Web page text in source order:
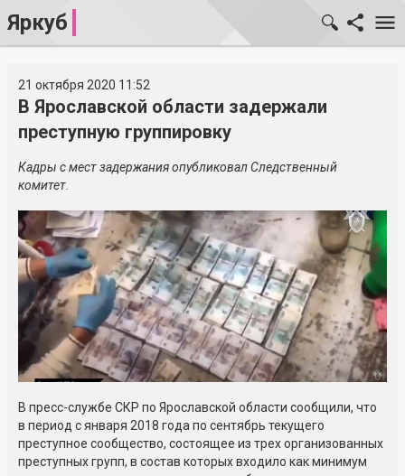
Яркуб
21 октября 2020 11:52
В Ярославской области задержали
преступную группировку
Кадры с мест задержания опубликовал Следственный
комитет.
В пресс-службе СКР по Ярославской области сообщили, что
в период с января 2018 года по сентябрь текущего
преступное сообщество, состоящее из трех организованных
преступных групп, в состав которых входило как минимум